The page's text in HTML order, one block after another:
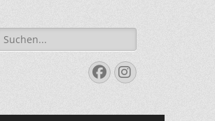
Suchen
Facebook
Instagram